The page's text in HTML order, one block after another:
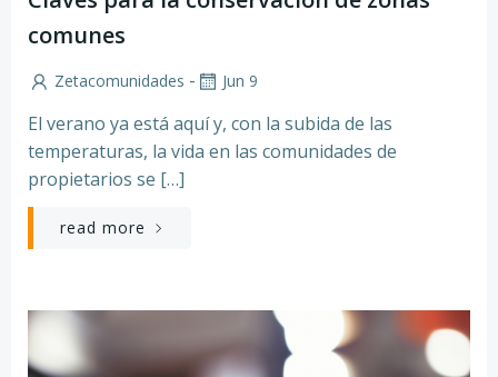
comunes
Zetacomunidades - Jun 9
El verano ya está aquí y, con la subida de las
temperaturas, la vida en las comunidades de
propietarios se […]
read more